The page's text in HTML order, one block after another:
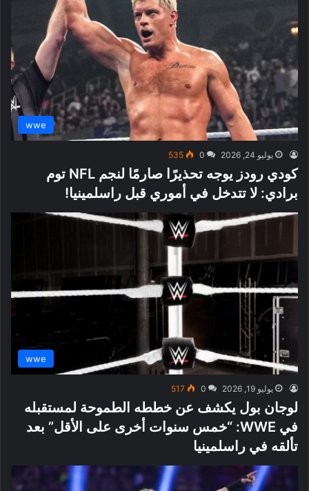
wwe
يوليو 24, 2026 0
535
كودي رودز يوجه تحذيرًا صارمًا لنجم NFL توم
برادي: لا تتدخل في أموري قبل راسلمينيا!
wwe
يوليو 19, 2026 0
517
لوجان بول يكشف عن خططه الطموحة لمستقبله
في WWE: “خمس سنوات أخرى على الأقل” بعد
تألقه في راسلمينيا